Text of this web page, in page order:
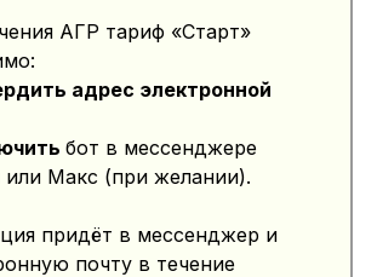
АГР тариф «Старт»
адрес электронной
бот в мессенджере
или Макс (при желании).
придёт в мессенджер и
почту в течение